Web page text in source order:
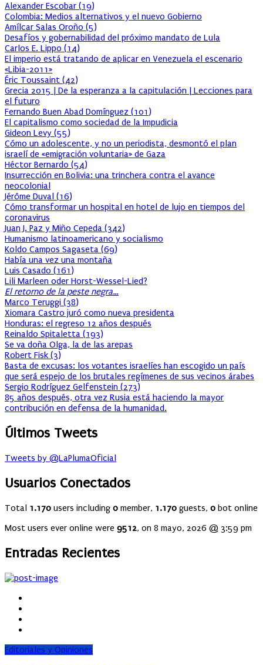
Alexander Escobar (19)
Colombia: Medios alternativos y el nuevo Gobierno
Amílcar Salas Oroño (5)
Desafíos y gobernabilidad del próximo mandato de Lula
Carlos E. Lippo (14)
El imperio está tratando de aplicar en Venezuela el escenario
«Libia-2011»
Éric Toussaint (42)
Grecia 2015 | De la esperanza a la capitulación | Lecciones para
el futuro
Fernando Buen Abad Domínguez (101)
El capitalismo como sociedad de la Impudicia
Gideon Levy (55)
Cómo un adolescente, y no un periodista, desmontó el plan
israelí de «emigración voluntaria» de Gaza
Héctor Bernardo (54)
Insurrección en Bolivia: una trinchera contra el avance
neocolonial
Jérôme Duval (16)
Cómo transformar un hospital en hotel de lujo en tiempos del
coronavirus
Juan J. Paz y Miño Cepeda (342)
Humanismo latinoamericano y socialismo
Koldo Campos Sagaseta (69)
Había una vez una montaña
Luis Casado (161)
Lili Marleen oder Horst-Wessel-Lied?
El retorno de la peste negra…
Marco Teruggi (38)
Xiomara Castro juró como nueva presidenta
Honduras: el regreso 12 años después
Reinaldo Spitaletta (193)
Se va doña Olga, la de las arepas
Robert Fisk (3)
Basta de excusas: los votantes israelíes han escogido un país
que será espejo de los brutales regímenes de sus vecinos árabes
Sergio Rodríguez Gelfenstein (273)
85 años después, otra vez Rusia está haciendo la mayor
contribución en defensa de la humanidad.
Últimos Tweets
Tweets by @LaPlumaOficial
Usuarios Conectados
Total 1.170 users including 0 member, 1.170 guests, 0 bot online
Most users ever online were 9512, on 8 mayo, 2026 @ 3:59 pm
Entradas Recientes
Editoriales y Opiniones